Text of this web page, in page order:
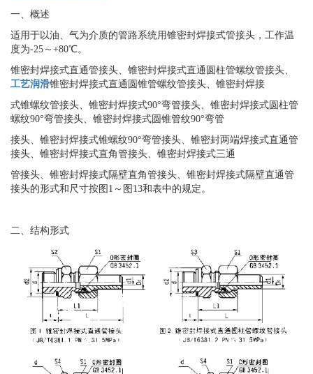
一、概述
适用于以油、气为介质的管路系统用锥密封焊接式管接头，工作温
度为-25～+80℃。
锥密封焊接式直通管接头、锥密封焊接式直通圆柱管螺纹管接头、
工艺润滑锥密封焊接式直通圆锥管螺纹管接头、锥密封焊接
式锥螺纹管接头、锥密封焊接式90°弯管接头、锥密封焊接式圆柱管
螺纹90°弯管接头、锥密封焊接式圆锥管纹90°弯管
接头、锥密封焊接式锥螺纹90°弯管接头、锥密封两端焊接式直通管
接头、锥密封焊接式直角管接头、锥密封焊接式三通
管接头、锥密封焊接式隔壁直角管接头、锥密封焊接式隔壁直通管
接头的形式和尺寸按图1～图13和表中的规定。
二、结构形式